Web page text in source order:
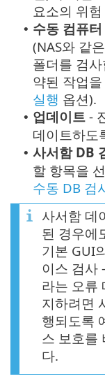
요소의 위
• 수동 컴퓨
(NAS와 같
폴더를 검
약된 작업
실행 옵션).
• 업데이트 -
데이트하도
• 사서함 DB
할 항목을
수동 DB 검
사서함 데
된 경우에
기본 GUI
이스 검사
라는 오류
지하려면
행되도록
스 보호를
다.